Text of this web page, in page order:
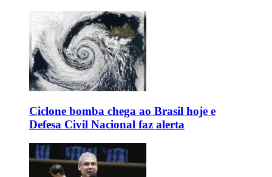
Ciclone bomba chega ao Brasil hoje e
Defesa Civil Nacional faz alerta